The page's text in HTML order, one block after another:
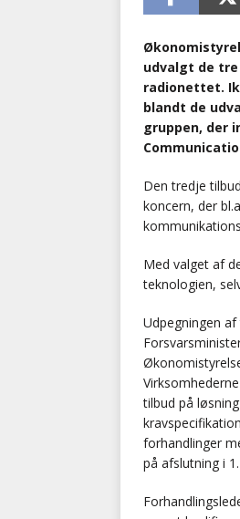
udvalgt de
radionettet.
blandt de
gruppen, der
Den tredje
koncern, der
Med valget af
teknologien,
Udpegningen
tilbud på
forhandlinger
på afslutning i